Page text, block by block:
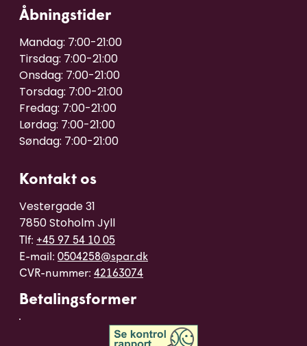
Åbningstider
Mandag: 7:00-21:00
Tirsdag: 7:00-21:00
Onsdag: 7:00-21:00
Torsdag: 7:00-21:00
Fredag: 7:00-21:00
Lørdag: 7:00-21:00
Kontakt os
Vestergade 31
7850 Stoholm Jyll
Tlf: +45 97 54 10 05
E-mail: 0504258@spar.dk
CVR-nummer: 42163074
Betalingsformer